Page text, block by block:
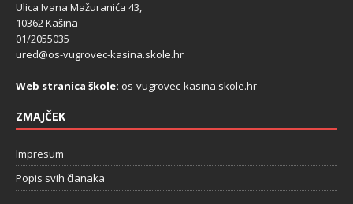
Ulica Ivana Mažuranića 43,
10362 Kašina
01/2055035
ured@os-vugrovec-kasina.skole.hr
Web stranica škole: os-vugrovec-kasina.skole.hr
ZMAJČEK
Impresum
Popis svih članaka